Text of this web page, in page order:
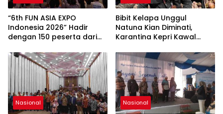
“6th FUN ASIA EXPO
Indonesia 2026” Hadir
dengan 150 peserta dari
Industri Taman Rekreasi
dan Ekosistem Pariwisata
di Tanah Air
Bibit Kelapa Unggul
Natuna Kian Diminati,
Karantina Kepri Kawal
Bintan
Nasional Nasional